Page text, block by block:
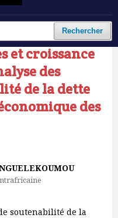
Rechercher
et de Gestion
et croissance
des
de la dette
des
soutenabilité de la